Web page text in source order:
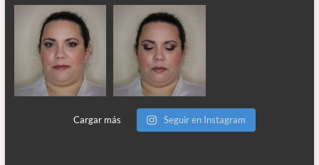
Cargar más Seguir en Instagram